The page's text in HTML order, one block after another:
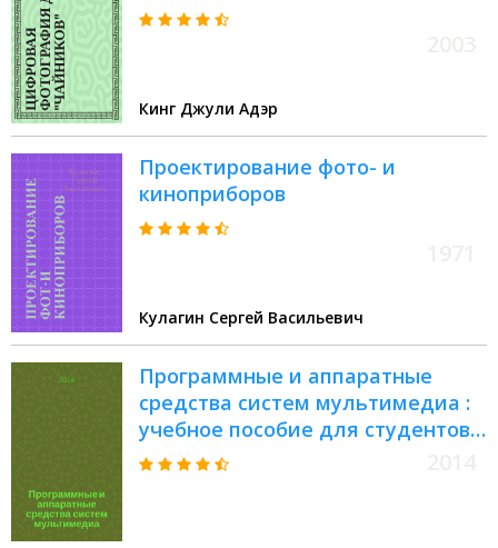
Кинг Джули Адэр
Проектирование фото- и
киноприборов
Кулагин Сергей Васильевич
Программные и аппаратные
средства систем мультимедиа :
учебное пособие для студентов-
магистрантов, обучающихся по